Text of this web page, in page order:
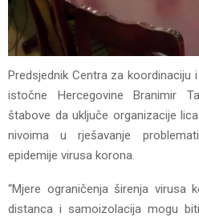
Predsjednik Centra za
istočne Hercegovine Branimir
štabove da uključe organizacije
nivoima u rješavanje
epidemije virusa korona.
“Mjere ograničenja širenja virusa
distanca i samoizolacija mogu